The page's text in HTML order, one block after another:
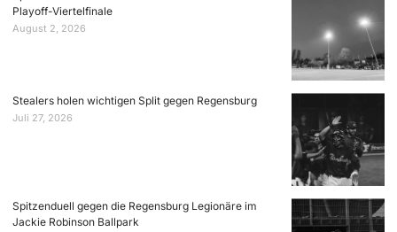
Playoff-Viertelfinale
August 2, 2026
Stealers holen wichtigen Split gegen Regensburg
Juli 27, 2026
Spitzenduell gegen die Regensburg Legionäre im
Jackie Robinson Ballpark